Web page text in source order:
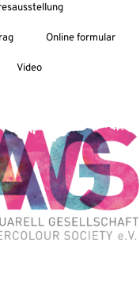
Online formular
Video